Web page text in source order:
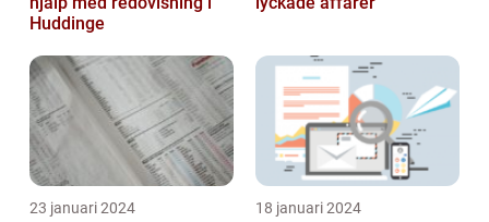
Huddinge
23 januari 2024 18 januari 2024